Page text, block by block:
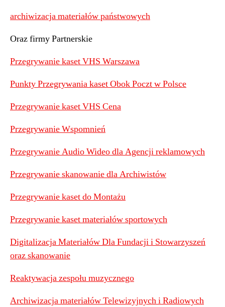
archiwizacja materiałów państwowych
Oraz firmy Partnerskie
Przegrywanie kaset VHS Warszawa
Punkty Przegrywania kaset Obok Poczt w Polsce
Przegrywanie kaset VHS Cena
Przegrywanie Wspomnień
Przegrywanie Audio Wideo dla Agencji reklamowych
Przegrywanie skanowanie dla Archiwistów
Przegrywanie kaset do Montażu
Przegrywanie kaset materiałów sportowych
Digitalizacja Materiałów Dla Fundacji i Stowarzyszeń
oraz skanowanie
Reaktywacja zespołu muzycznego
Archiwizacja materiałów Telewizyjnych i Radiowych